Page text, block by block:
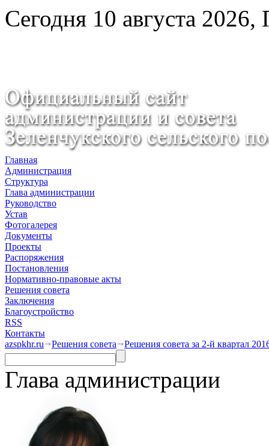
Сегодня 10 августа
Главная
Администрация
Структура
Глава администрации
Руководство
Устав
Фотогалерея
Документы
Проекты
Распоряжения
Постановления
Нормативно-правовые акты
Решения совета
Заключения
Благоустройство
RSS
Контакты
azspkhr.ru
Решения совета Решения совета за 2-й квартал
Глава администрации